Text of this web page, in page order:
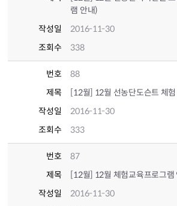
램 안내)
작성일
2016-11-30
조회수
338
번호
88
제목
[12월] 12월 선농단도슨트 체
작성일
2016-11-30
조회수
333
번호
87
제목
[12월] 12월 체험교육프로그램
작성일
2016-11-30